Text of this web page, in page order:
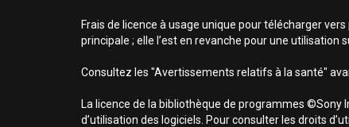
Frais de licence à usage unique pour télécharger
principale ; elle l’est en revanche pour une utilisation
Consultez les "Avertissements relatifs à la santé"
La licence de la bibliothèque de programmes
d’utilisation des logiciels. Pour consulter les droits